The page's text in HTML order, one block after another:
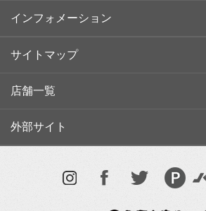
インフォメーション
サイトマップ
店舗一覧
外部サイト